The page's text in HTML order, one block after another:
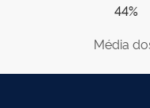
44%
Média